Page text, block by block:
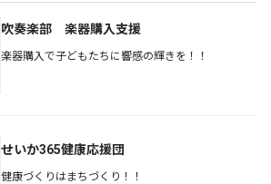
吹奏楽部 楽器購入支援
楽器購入で子どもたちに響感の輝きを！！
せいか365健康応援団
健康づくりはまちづくり！！